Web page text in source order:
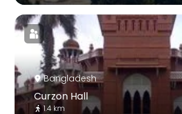
Bangladesh
Curzon Hall
1.4 km